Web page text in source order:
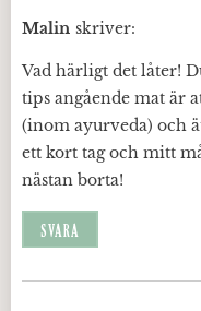
Malin skriver:
Vad härligt det låter!
tips angående mat är
(inom ayurveda) och
ett kort tag och mitt
nästan borta!
SVARA